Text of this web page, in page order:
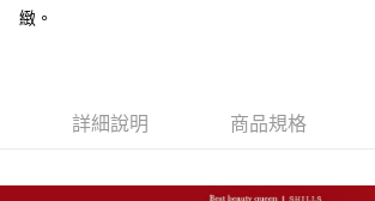
每筆NT$85，滿NT$499(含以上)免運費
緻。
詳細說明 商品規格